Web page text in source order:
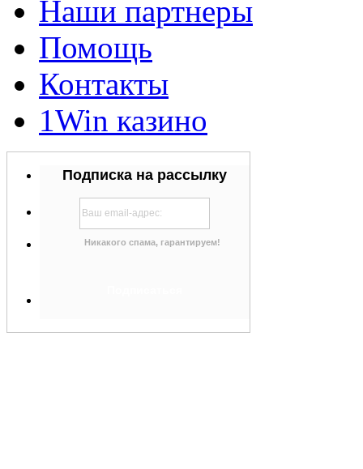
Наши партнеры
Помощь
Контакты
1Win казино
Подписка на рассылку
Никакого спама, гарантируем!